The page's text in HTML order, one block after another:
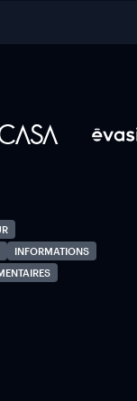
INFORMATIONS